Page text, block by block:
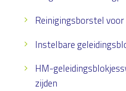
Reinigingsborstel voor
Instelbare
HM-
zijden